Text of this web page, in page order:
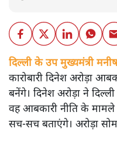
दिल्ली के उप मुख्यमंत्री
कारोबारी दिनेश अरोड़ा
बनेंगे। दिनेश अरोड़ा ने
वह आबकारी नीति के
सच-सच बताएंगे। अरोड़ा